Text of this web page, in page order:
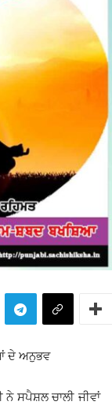
ਦੇ ਅਨੁਭਵ
ਨੇ ਸਪੈਸ਼ਲ ਚਾਲੀ ਜੀਵਾਂ